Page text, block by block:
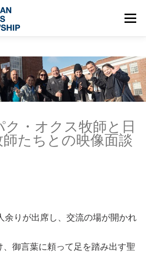
メニュー
RECONNECT COMEBACK
交流 教育
お知らせ ニュース
ク・オクス牧師と日
たちとの映像面談
余りが出席し、交流の場が開かれ
、御言葉に頼って足を踏み出す聖